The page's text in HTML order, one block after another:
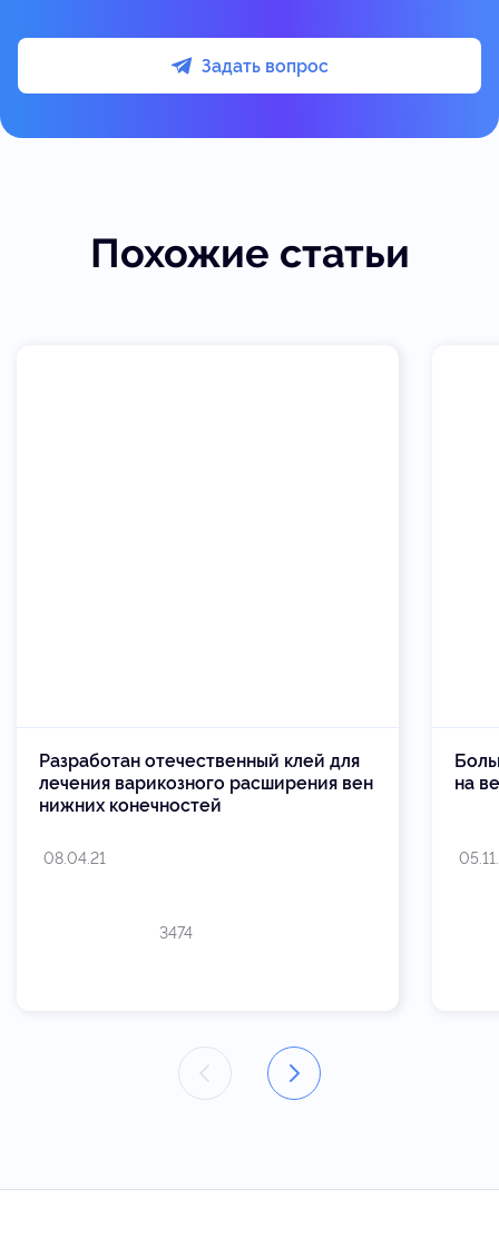
Задать вопрос
Похожие статьи
Разработан отечественный клей для
лечения варикозного расширения вен
нижних конечностей
08.04.21
3474
на